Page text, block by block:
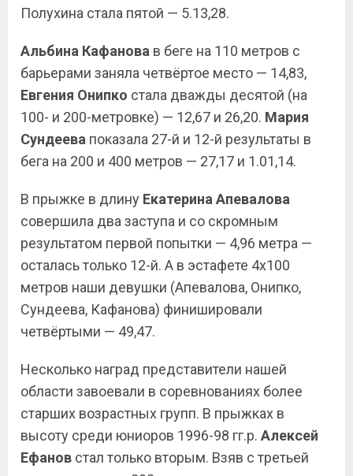
Полухина стала пятой — 5.13,28.
Альбина Кафанова в беге на 110 метров с
барьерами заняла четвёртое место — 14,83,
Евгения Онипко стала дважды десятой (на
100- и 200-метровке) — 12,67 и 26,20. Мария
Сундеева показала 27-й и 12-й результаты в
бега на 200 и 400 метров — 27,17 и 1.01,14.
В прыжке в длину Екатерина Апевалова
совершила два заступа и со скромным
результатом первой попытки — 4,96 метра —
осталась только 12-й. А в эстафете 4х100
метров наши девушки (Апевалова, Онипко,
Сундеева, Кафанова) финишировали
четвёртыми — 49,47.
Несколько наград представители нашей
области завоевали в соревнованиях более
старших возрастных групп. В прыжках в
высоту среди юниоров 1996-98 гг.р. Алексей
Ефанов стал только вторым. Взяв с третьей